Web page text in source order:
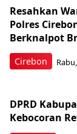
Cirebon
Resahkan
Polres
Berknalpot
DPRD
Kebocoran